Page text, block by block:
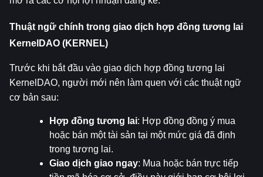
Thuật ngữ chính trong giao dịch hợp đồng tương lai
KernelDAO (KERNEL)
Trước khi bắt đầu vào giao dịch hợp đồng tương lai
KernelDAO, người mới nên làm quen với các thuật ngữ
cơ bản sau:
Hợp đồng tương lai: Hợp đồng đồng ý mua
hoặc bán một tài sản tại một mức giá đã định
trong tương lai.
Giao dịch giao ngay: Mua hoặc bán trực tiếp